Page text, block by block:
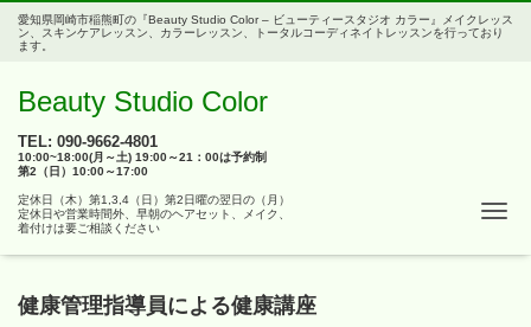
愛知県岡崎市稲熊町の『Beauty Studio Color – ビューティースタジオ カラー』メイクレッス
ン、スキンケアレッスン、カラーレッスン、トータルコーディネイトレッスンを行っており
ます。
Beauty Studio Color
TEL: 090-9662-4801
10:00~18:00(月～土) 19:00～21：00は予約制
第2（日）10:00～17:00
定休日（木）第1,3,4（日）第2日曜の翌日の（月）
定休日や営業時間外、早朝のヘアセット、メイク、
着付けは要ご相談ください
健康管理指導員による健康講座